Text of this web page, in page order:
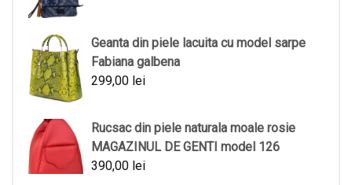
Geanta din piele lacuita cu model sarpe
Fabiana galbena
299,00 lei
Rucsac din piele naturala moale rosie
MAGAZINUL DE GENTI model 126
390,00 lei